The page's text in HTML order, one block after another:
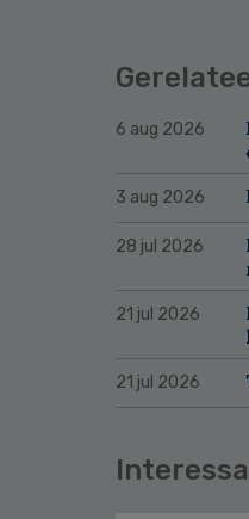
6 aug 2026
3 aug 2026
28 jul 2026
21 jul 2026
21 jul 2026